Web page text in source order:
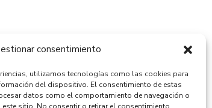
consentimiento
utilizamos tecnologías como las cookies para
del dispositivo. El consentimiento de estas
datos como el comportamiento de navegación o